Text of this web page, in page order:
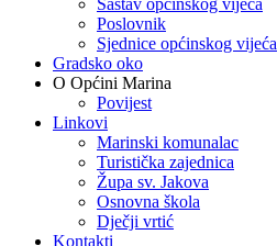
Sastav općinskog vijeća
Poslovnik
Sjednice općinskog vijeća
Gradsko oko
O Općini Marina
Povijest
Linkovi
Marinski komunalac
Turistička zajednica
Župa sv. Jakova
Osnovna škola
Dječji vrtić
Kontakti